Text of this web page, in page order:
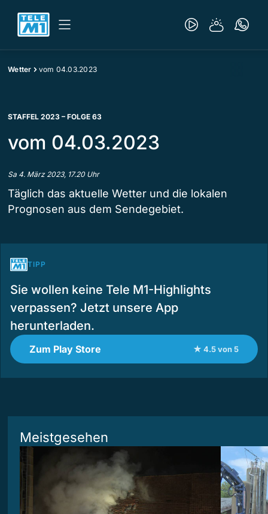
Wetter vom 04.03.2023
STAFFEL 2023 – FOLGE 63
vom 04.03.2023
Sa 4. März 2023, 17.20 Uhr
Täglich das aktuelle Wetter und die lokalen
Prognosen aus dem Sendegebiet.
TIPP
Sie wollen keine Tele M1-Highlights
verpassen? Jetzt unsere App
herunterladen.
Zum Play Store ★ 4.5 von 5
Meistgesehen